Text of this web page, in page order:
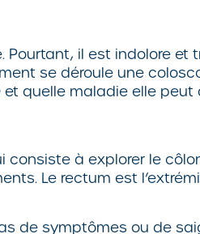
il est indolore
se déroule une
quelle maladie elle peut
à explorer le
Le rectum est
de symptômes ou de